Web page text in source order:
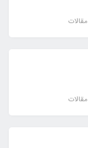
مقالات
مقالات